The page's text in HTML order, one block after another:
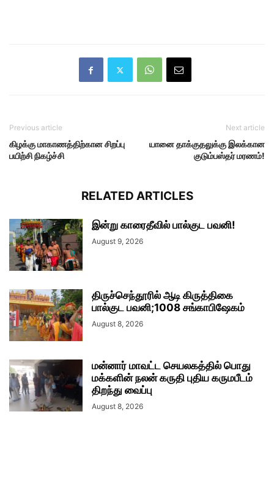
Previous article
கிழக்கு மாகாணத்திற்கான சிறப்பு
பயிற்சி நிகழ்ச்சி
Next article
யானை தாக்குதலுக்கு இலக்கான
குடும்பஸ்தர் மரணம்!
RELATED ARTICLES
இன்று காரைதீவில் பால்குட பவனி!
August 9, 2026
திருச்செந்தூரில் ஆடி கிருத்திகை
பால்குட பவனி;1008 சங்காபிஷேகம்
August 8, 2026
மன்னார் மாவட்ட செயலகத்தில் பொது
மக்களின் நலன் கருதி புதிய கருமபீடம்
திறந்து வைப்பு
August 8, 2026